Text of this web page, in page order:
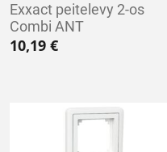
Exxact peitelevy 2-os
Combi ANT
10,19 €